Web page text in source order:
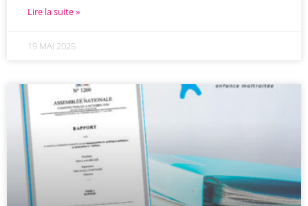
Lire la suite »
19 MAI 2025